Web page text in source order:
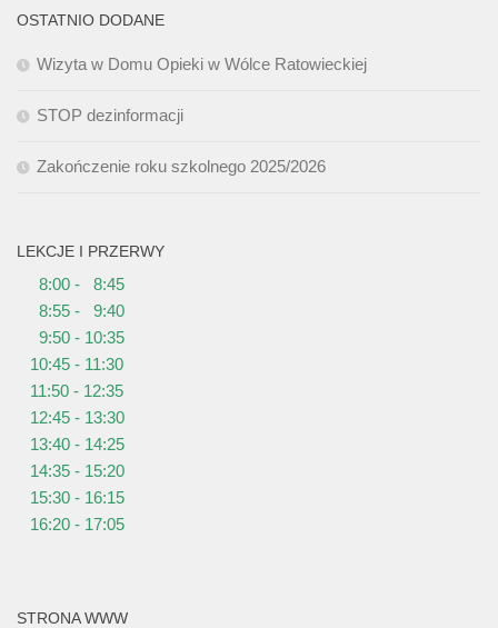
OSTATNIO DODANE
Wizyta w Domu Opieki w Wólce Ratowieckiej
STOP dezinformacji
Zakończenie roku szkolnego 2025/2026
LEKCJE I PRZERWY
8:00 - 8:45
8:55 - 9:40
9:50 - 10:35
10:45 - 11:30
11:50 - 12:35
12:45 - 13:30
13:40 - 14:25
14:35 - 15:20
15:30 - 16:15
16:20 - 17:05
STRONA WWW